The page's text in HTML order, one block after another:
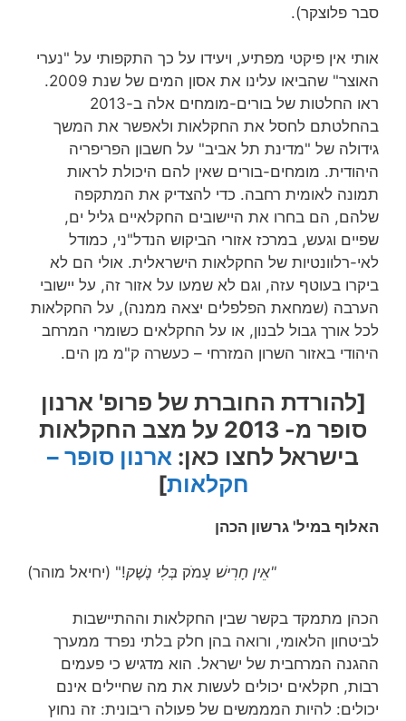
סבר פלוצקר).
אותי אין פיקטי מפתיע, ויעידו על כך התקפותי על "נערי
האוצר" שהביאו עלינו את אסון המים של שנת 2009.
ראו החלטות של בורים-מומחים אלה ב-2013
בהחלטתם לחסל את החקלאות ולאפשר את המשך
גידולה של "מדינת תל אביב" על חשבון הפריפריה
היהודית. מומחים-בורים שאין להם היכולת לראות
תמונה לאומית רחבה. כדי להצדיק את המתקפה
שלהם, הם בחרו את היישובים החקלאיים גליל ים,
שפיים וגעש, במרכז אזורי הביקוש הנדל"ני, כמודל
לאי-רלוונטיות של החקלאות הישראלית. אולי הם לא
ביקרו בעוטף עזה, וגם לא שמעו על אזור זה, על יישובי
הערבה (שמחאת הפלפלים יצאה ממנה), על החקלאות
לכל אורך גבול לבנון, או על החקלאים כשומרי המרחב
היהודי באזור השרון המזרחי – כעשרה ק"מ מן הים.
[להורדת החוברת של פרופ' ארנון
סופר מ- 2013 על מצב החקלאות
בישראל לחצו כאן: ארנון סופר –
חקלאות]
האלוף במיל' גרשון הכהן
"אֵין חָרִישׁ עָמֹק בְּלִי נֶשֶׁק!" (יחיאל מוהר)
הכהן מתמקד בקשר שבין החקלאות וההתיישבות
לביטחון הלאומי, ורואה בהן חלק בלתי נפרד ממערך
ההגנה המרחבית של ישראל. הוא מדגיש כי פעמים
רבות, חקלאים יכולים לעשות את מה שחיילים אינם
יכולים: להיות המממשים של פעולה ריבונית: זה נחוץ